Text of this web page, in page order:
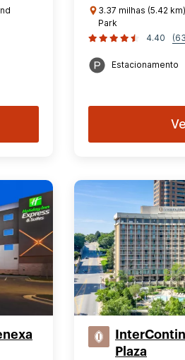
3.37 milhas (5.42
Park
4.40
Estacionamento
Plaza